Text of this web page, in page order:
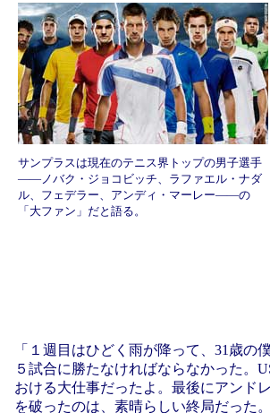
サンプラスは現在のテニス界トップの男子選手
――ノバク・ジョコビッチ、ラファエル・ナダ
ル、フェデラー、アンディ・マーレー――の
「大ファン」だと語る。
「１週目はひどく雨が降って、31歳の
５試合に勝たなければならなかった。
おける大仕事だったよ。最後にアンドレ
を破ったのは、素晴らしい終局だった